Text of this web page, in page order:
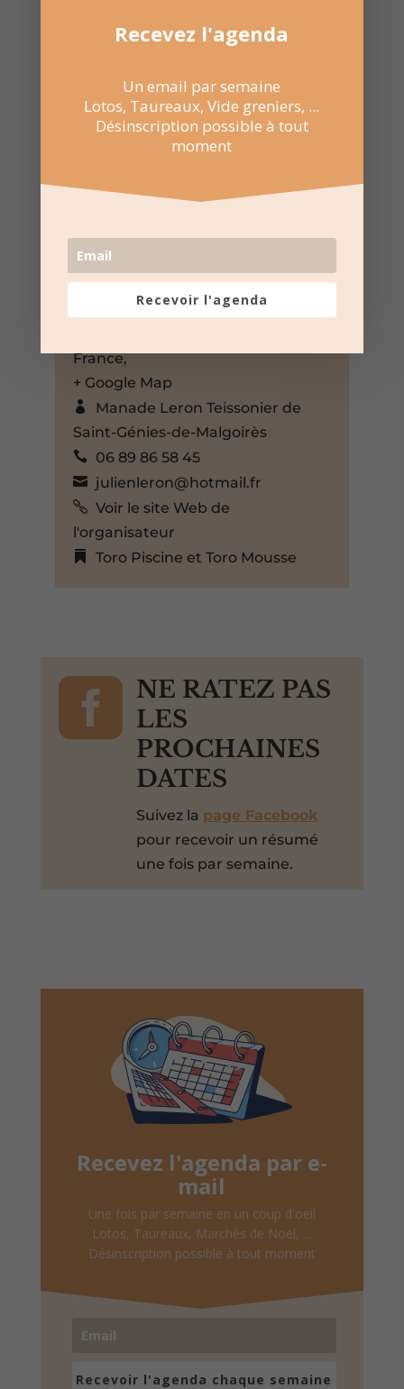
19:00 au 23:30
Manade Leron Saint-Génies-de-
Malgoirès
Manade Leron Teissonier, Saint-
France,
+ Google Map
Manade Leron Teissonier de
Saint-Génies-de-Malgoirès
06 89 86 58 45
julienleron@hotmail.fr
Voir le site Web de
l'organisateur
Toro Piscine et Toro Mousse

NE RATEZ PAS
LES
PROCHAINES
DATES
Suivez la page Facebook
pour recevoir un résumé
une fois par semaine.
Recevez l'agenda par e-
mail
Une fois par semaine en un coup d'oeil
Lotos, Taureaux, Marchés de Noël, ...
Désinscription possible à tout moment
Recevoir l'agenda chaque semaine
Recevez l'agenda
Un email par semaine
Lotos, Taureaux, Vide greniers, ...
Désinscription possible à tout
moment
Recevoir l'agenda